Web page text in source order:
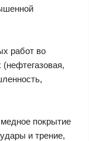
работ во
покрытие
и трение,